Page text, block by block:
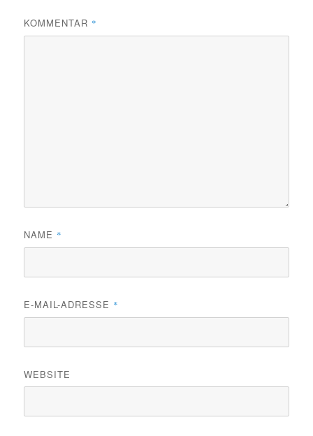
KOMMENTAR *
NAME *
E-MAIL-ADRESSE *
WEBSITE